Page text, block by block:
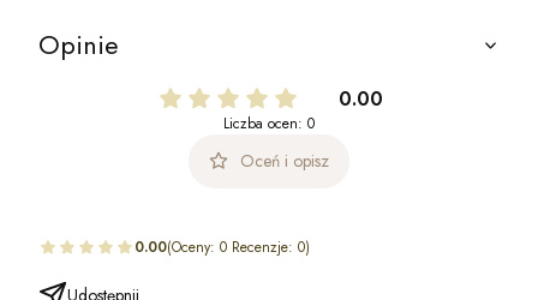
Opinie
0.00
Liczba ocen: 0
Oceń i opisz
0.00(Oceny: 0 Recenzje: 0)
Udostępnij